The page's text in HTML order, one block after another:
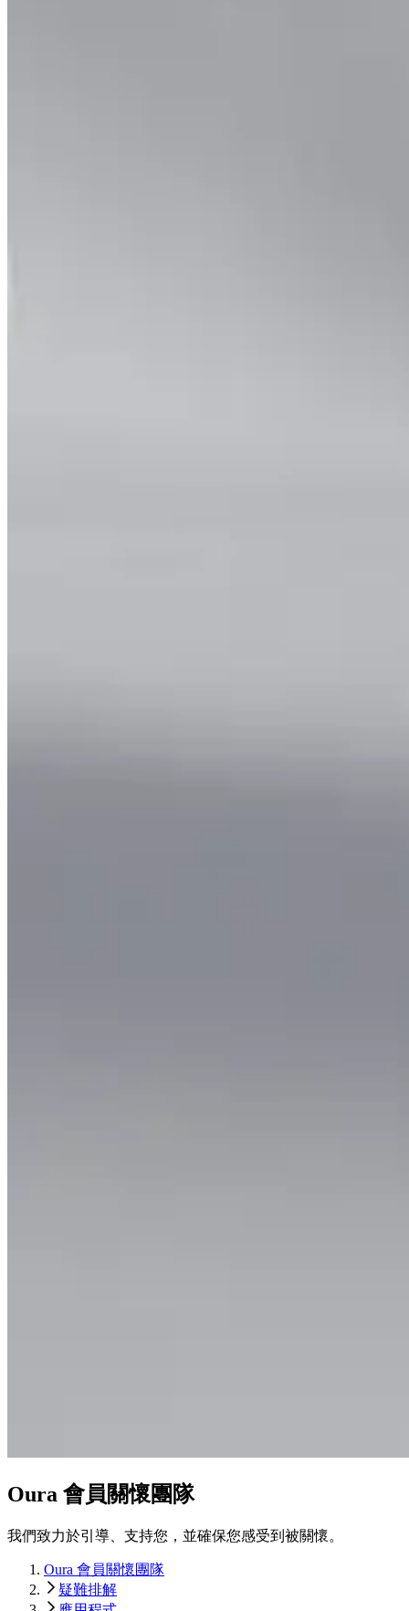
Oura 會員關懷團隊
我們致力於引導、支持您，並確保您感受到被關懷。
Oura 會員關懷團隊
疑難排解